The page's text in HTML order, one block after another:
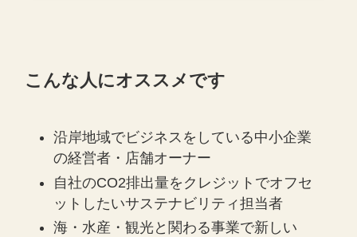
こんな人にオススメです
沿岸地域でビジネスをしている中小企業
の経営者・店舗オーナー
自社のCO2排出量をクレジットでオフセ
ットしたいサステナビリティ担当者
海・水産・観光と関わる事業で新しい